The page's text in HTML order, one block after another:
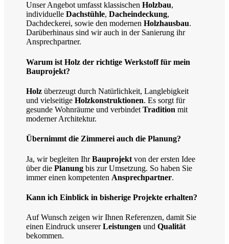
Unser Angebot umfasst klassischenHolzbau,
individuelleDachstühle,Dacheindeckung,
Dachdeckerei, sowie den modernenHolzhausbau.
Darüberhinaus sind wir auch in der Sanierung ihr
Ansprechpartner.
Warum ist Holz der richtige Werkstoff für mein
Bauprojekt?
Holz überzeugt durch Natürlichkeit, Langlebigkeit
und vielseitigeHolzkonstruktionen. Es sorgt für
gesunde Wohnräume und verbindetTradition mit
moderner Architektur.
Übernimmt die Zimmerei auch die Planung?
Ja, wir begleiten IhrBauprojekt von der ersten Idee
über diePlanung bis zur Umsetzung. So haben Sie
immer einen kompetenten Ansprechpartner.
Kann ich Einblick in bisherige Projekte erhalten?
Auf Wunsch zeigen wir Ihnen Referenzen, damit Sie
einen Eindruck unsererLeistungen undQualität
bekommen.